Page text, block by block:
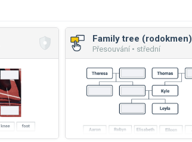
Family tree (rodokmen)
Přesouvání • střední